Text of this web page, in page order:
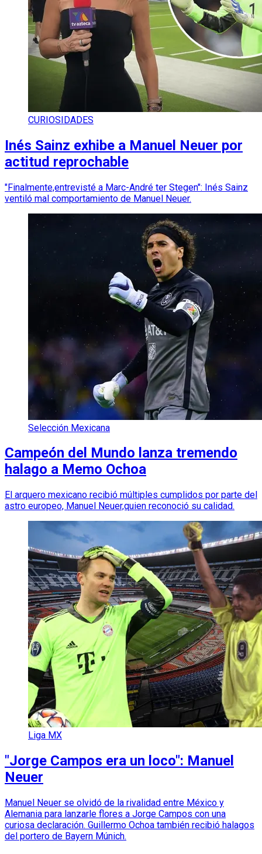
CURIOSIDADES
Inés Sainz exhibe a Manuel Neuer por
actitud reprochable
"Finalmente,entrevisté a Marc-André ter Stegen": Inés Sainz
ventiló mal comportamiento de Manuel Neuer.
Selección Mexicana
Campeón del Mundo lanza tremendo
halago a Memo Ochoa
El arquero mexicano recibió múltiples cumplidos por parte del
astro europeo, Manuel Neuer,quien reconoció su calidad.
Liga MX
"Jorge Campos era un loco": Manuel
Neuer
Manuel Neuer se olvidó de la rivalidad entre México y
Alemania para lanzarle flores a Jorge Campos con una
curiosa declaración. Guillermo Ochoa también recibió halagos
del portero de Bayern Múnich.